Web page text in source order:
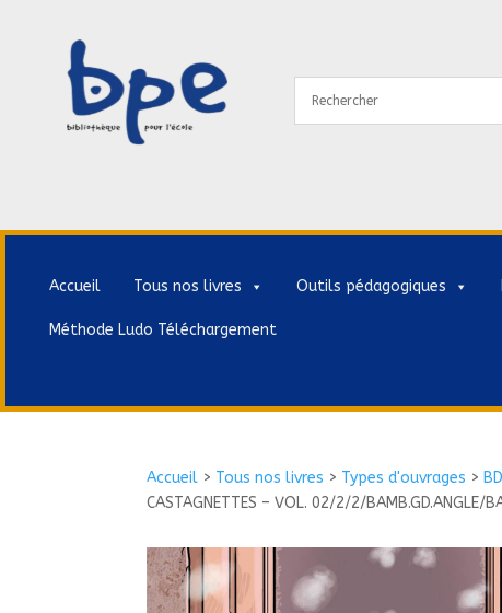
Accueil Tous nos livres Outils pédagogiques
Méthode Ludo Téléchargement
Accueil > Tous nos livres > Types d'ouvrages > BD
CASTAGNETTES – VOL. 02/2/2/BAMB.GD.ANGLE/